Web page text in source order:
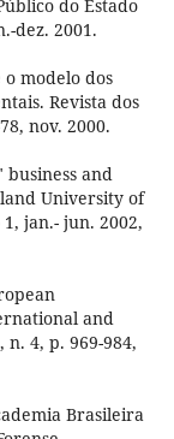
do Estado
dez. 2001.
o modelo dos
Revista dos
nov. 2000.
business and
University of
jan.- jun. 2002,
and
4, p. 969-984,
Brasileira